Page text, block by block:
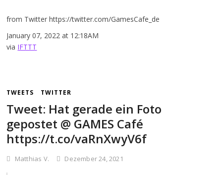
from Twitter https://twitter.com/GamesCafe_de
January 07, 2022 at 12:18AM
via IFTTT
TWEETS TWITTER
Tweet: Hat gerade ein Foto
gepostet @ GAMES Café
https://t.co/vaRnXwyV6f
Matthias V. Dezember 24, 2021